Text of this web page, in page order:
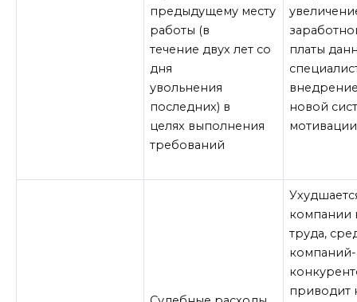
предыдущему месту
работы (в
течение двух лет со
дня
увольнения
последних) в
целях выполнения
требований
платы
новой
мотивации
компании
труда,
компаний-
приводит